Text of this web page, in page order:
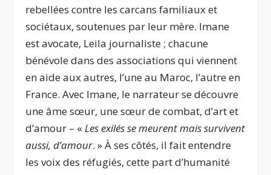
rebellées contre les carcans familiaux et
sociétaux, soutenues par leur mère. Imane
est avocate, Leila journaliste ; chacune
bénévole dans des associations qui viennent
en aide aux autres, l’une au Maroc, l’autre en
France. Avec Imane, le narrateur se découvre
une âme sœur, une sœur de combat, d’art et
d’amour – «Les exilés se meurent mais survivent
aussi, d’amour. » À ses côtés, il fait entendre
les voix des réfugiés, cette part d’humanité